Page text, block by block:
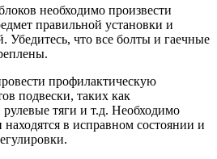
необходимо произвести
правильной установки и
Убедитесь, что все болты и гаечные
профилактическую
подвески, таких как
тяги и т.д. Необходимо
находятся в исправном состоянии и